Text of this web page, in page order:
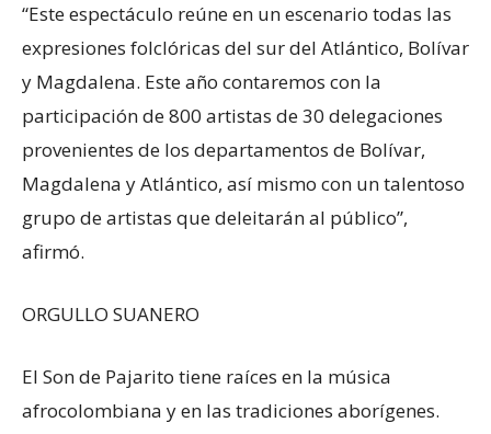
“Este espectáculo reúne en un escenario todas las
expresiones folclóricas del sur del Atlántico, Bolívar
y Magdalena. Este año contaremos con la
participación de 800 artistas de 30 delegaciones
provenientes de los departamentos de Bolívar,
Magdalena y Atlántico, así mismo con un talentoso
grupo de artistas que deleitarán al público”,
afirmó.
ORGULLO SUANERO
El Son de Pajarito tiene raíces en la música
afrocolombiana y en las tradiciones aborígenes.